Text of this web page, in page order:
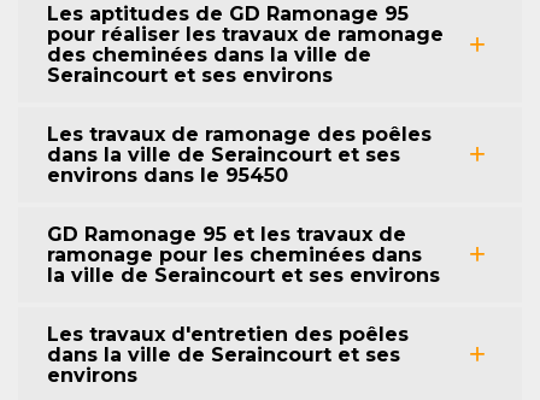
Les aptitudes de GD Ramonage 95
pour réaliser les travaux de ramonage
des cheminées dans la ville de
Seraincourt et ses environs
Les travaux de ramonage des poêles
dans la ville de Seraincourt et ses
environs dans le 95450
GD Ramonage 95 et les travaux de
ramonage pour les cheminées dans
la ville de Seraincourt et ses environs
Les travaux d'entretien des poêles
dans la ville de Seraincourt et ses
environs